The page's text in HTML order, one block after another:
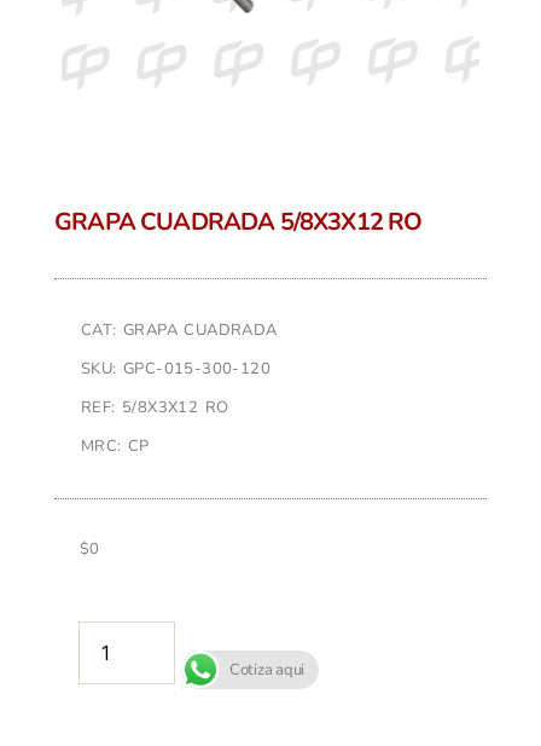
GRAPA CUADRADA 5/8X3X12 RO
CAT: GRAPA CUADRADA
SKU: GPC-015-300-120
REF: 5/8X3X12 RO
MRC: CP
$0
Cotiza aqui